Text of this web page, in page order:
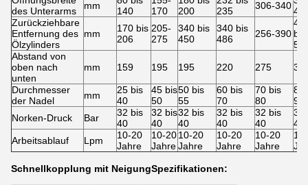
des Unterarms
mm
140
170
200
235
306-340
Zurückziehbare
Entfernung des
Ölzylinders
mm
170 bis
206
205-
275
340 bis
450
340 bis
486
256-390 bis
Abstand von
oben nach
unten
mm 159 195 195 220 275
Durchmesser
der Nadel
mm
25 bis
40
45 bis
50
50 bis
55
60 bis
70
70 bis
80
80
90
Norken-Druck
Bar
32 bis
40
32 bis
40
32 bis
40
32 bis
40
32 bis
40
32
40
Arbeitsablauf
Lpm
10-20
Jahre
10-20
Jahre
10-20
Jahre
10-20
Jahre
10-20
Jahre
Schnellkopplung mit NeigungSpezifikationen: